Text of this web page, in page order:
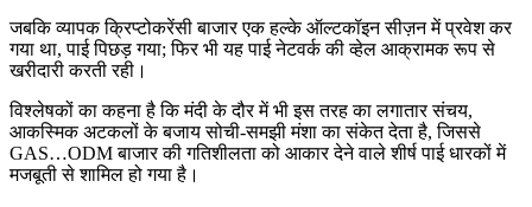
जबकि व्यापक क्रिप्टोकरेंसी बाजार एक हल्के ऑल्टकॉइन सीज़न में प्रवेश कर
गया था, पाई पिछड़ गया; फिर भी यह पाई नेटवर्क की व्हेल आक्रामक रूप से
खरीदारी करती रही।
विश्लेषकों का कहना है कि मंदी के दौर में भी इस तरह का लगातार संचय,
आकस्मिक अटकलों के बजाय सोची-समझी मंशा का संकेत देता है, जिससे
GAS…ODM बाजार की गतिशीलता को आकार देने वाले शीर्ष पाई धारकों में
मजबूती से शामिल हो गया है।